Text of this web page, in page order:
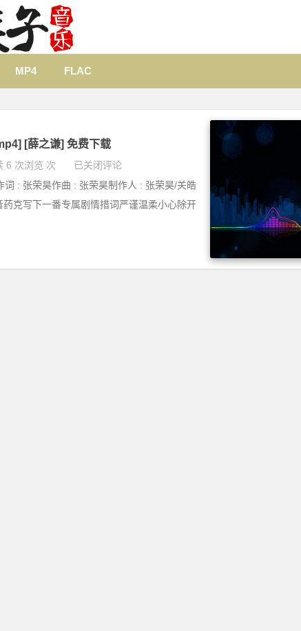
MP4 FLAC
[薛之谦] 免费下载
6 次浏览 次 已关闭评论
词 : 张荣昊作曲 : 张荣昊制作人 : 张荣昊/关皓
克写下一番专属剧情措词严谨温柔小心除开